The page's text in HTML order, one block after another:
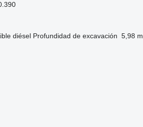
diésel Profundidad de excavación 5,98 m